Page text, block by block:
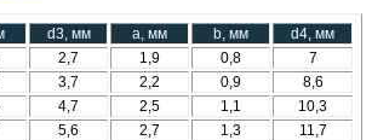
d3, мм a, мм b, мм
d4, мм
2,7 1,9 0,8
7
3,7 2,2 0,9
8,6
4,7 2,5 1,1
10,3
5,6 2,7 1,3
11,7